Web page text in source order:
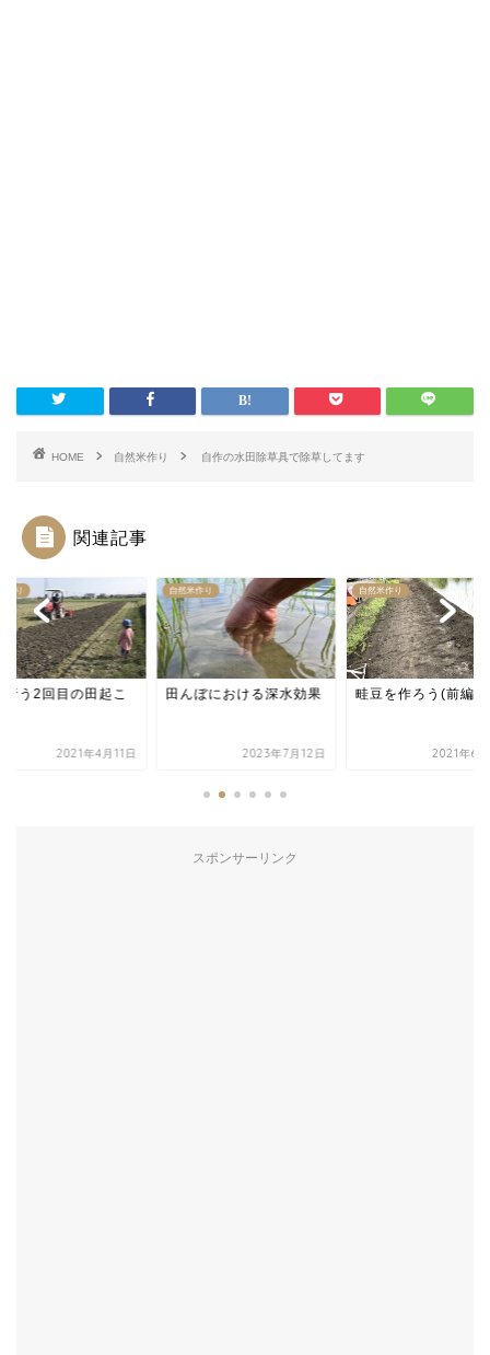
HOME 自然米作り 自作の水田除草具で除草してます
関連記事
作り
行う2回目の田起こ
2021年4月11日
自然米作り
田んぼにおける深水効果
2023年7月12日
自然米作り
畦豆を作ろう(前編)
2021年6
スポンサーリンク